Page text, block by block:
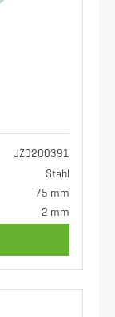
JZ0200391
Stahl
75 mm
2 mm